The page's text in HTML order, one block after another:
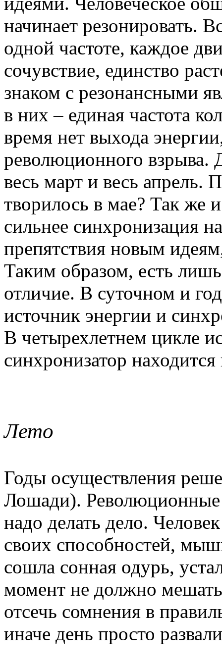
начинает резонировать.
одной частоте, каждое
сочувствие, единство
знаком с резонансными
в них – единая частота
время нет выхода
революционного взрыва.
весь март и весь апрель.
творилось в мае? Так же
сильнее синхронизация
препятствия новым
Таким образом, есть
отличие. В суточном и
источник энергии и
В четырехлетнем цикле
синхронизатор
Лето
Годы осуществления
Лошади). Революционные
надо делать дело.
своих способностей,
сошла сонная одурь,
момент не должно
отсечь сомнения в
иначе день просто